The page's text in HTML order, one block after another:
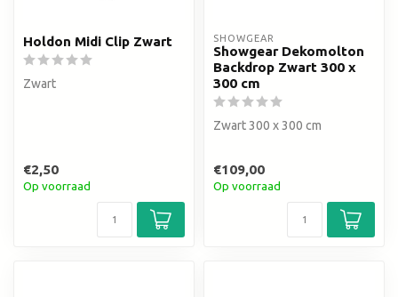
Holdon Midi Clip Zwart
Zwart
€2,50
Op voorraad
SHOWGEAR
Showgear Dekomolton
Backdrop Zwart 300 x
300 cm
Zwart 300 x 300 cm
€109,00
Op voorraad